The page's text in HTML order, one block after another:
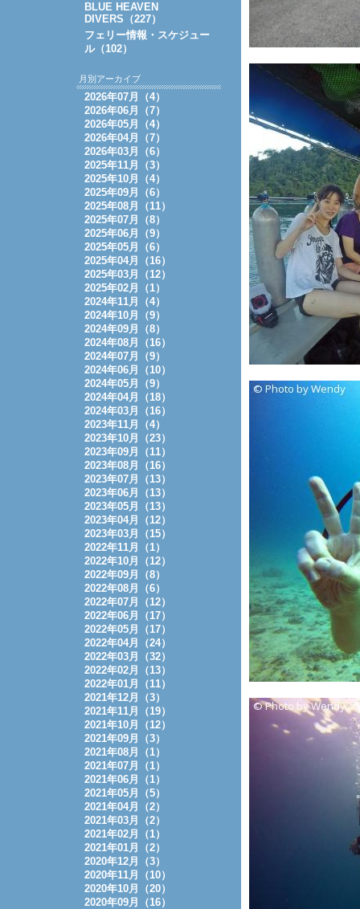
BLUE HEAVEN
DIVERS（227）
フェリー情報・スケジュー
ル（102）
月別アーカイブ
2026年07月（4）
2026年06月（7）
2026年05月（4）
2026年04月（7）
2026年03月（6）
2025年11月（3）
2025年10月（4）
2025年09月（6）
2025年08月（11）
2025年07月（8）
2025年06月（9）
2025年05月（6）
2025年04月（16）
2025年03月（12）
2025年02月（1）
2024年11月（4）
2024年10月（9）
2024年09月（8）
2024年08月（16）
2024年07月（9）
2024年06月（10）
2024年05月（9）
2024年04月（18）
2024年03月（16）
2023年11月（4）
2023年10月（23）
2023年09月（11）
2023年08月（16）
2023年07月（13）
2023年06月（13）
2023年05月（13）
2023年04月（12）
2023年03月（15）
2022年11月（1）
2022年10月（12）
2022年09月（8）
2022年08月（6）
2022年07月（12）
2022年06月（17）
2022年05月（17）
2022年04月（24）
2022年03月（32）
2022年02月（13）
2022年01月（11）
2021年12月（3）
2021年11月（19）
2021年10月（12）
2021年09月（3）
2021年08月（1）
2021年07月（1）
2021年06月（1）
2021年05月（5）
2021年04月（2）
2021年03月（2）
2021年02月（1）
2021年01月（2）
2020年12月（3）
2020年11月（10）
2020年10月（20）
2020年09月（16）